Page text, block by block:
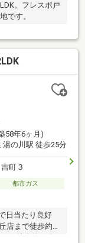
。フレスポ戸
です。
58年6ヶ月)
湯の川駅 徒歩25分
町３
都市ガス
日当たり良好
まで徒歩約５
で徒歩約９分